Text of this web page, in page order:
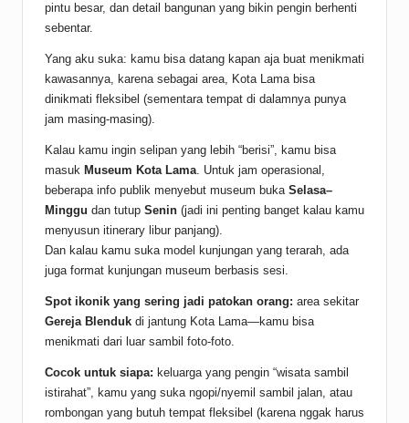
pintu besar, dan detail bangunan yang bikin pengin berhenti
sebentar.
Yang aku suka: kamu bisa datang kapan aja buat menikmati
kawasannya, karena sebagai area, Kota Lama bisa
dinikmati fleksibel (sementara tempat di dalamnya punya
jam masing-masing).
Kalau kamu ingin selipan yang lebih “berisi”, kamu bisa
masuk Museum Kota Lama. Untuk jam operasional,
beberapa info publik menyebut museum buka Selasa–
Minggu dan tutup Senin (jadi ini penting banget kalau kamu
menyusun itinerary libur panjang).
Dan kalau kamu suka model kunjungan yang terarah, ada
juga format kunjungan museum berbasis sesi.
Spot ikonik yang sering jadi patokan orang: area sekitar
Gereja Blenduk di jantung Kota Lama—kamu bisa
menikmati dari luar sambil foto-foto.
Cocok untuk siapa: keluarga yang pengin “wisata sambil
istirahat”, kamu yang suka ngopi/nyemil sambil jalan, atau
rombongan yang butuh tempat fleksibel (karena nggak harus